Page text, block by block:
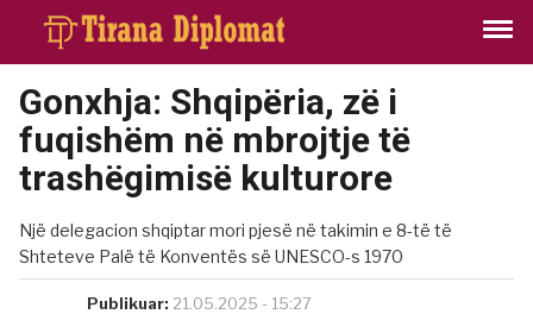
Gonxhja: Shqipëria, zë i
fuqishëm në mbrojtje të
trashëgimisë kulturore
Një delegacion shqiptar mori pjesë në takimin e 8-të të
Shteteve Palë të Konventës së UNESCO-s 1970
Publikuar: 21.05.2025 - 15:27